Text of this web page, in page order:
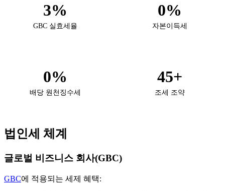
3%
GBC 실효세율
0%
자본이득세
0%
배당 원천징수세
45+
조세 조약
법인세 체계
글로벌 비즈니스 회사(GBC)
GBC에 적용되는 세제 혜택: